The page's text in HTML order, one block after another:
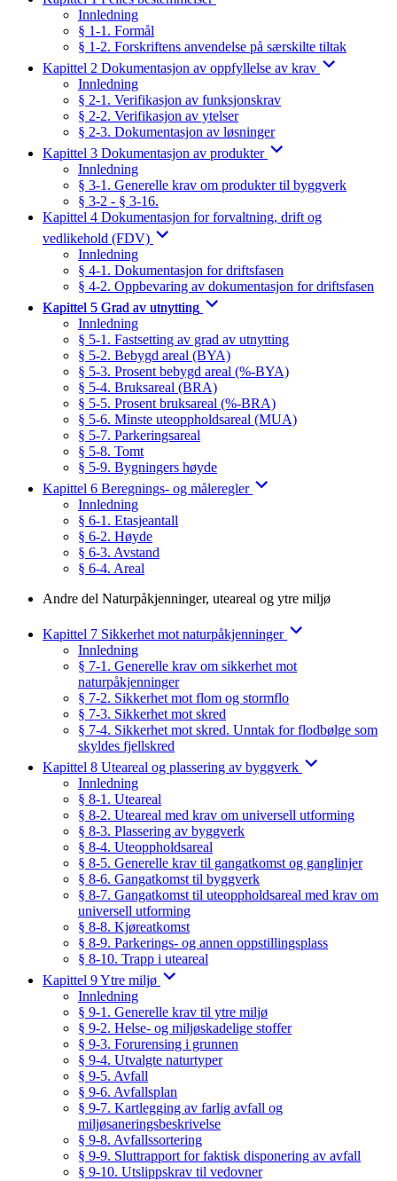
Innledning
§ 1-1. Formål
§ 1-2. Forskriftens anvendelse på særskilte tiltak
Kapittel 2 Dokumentasjon av oppfyllelse av krav
Innledning
§ 2-1. Verifikasjon av funksjonskrav
§ 2-2. Verifikasjon av ytelser
§ 2-3. Dokumentasjon av løsninger
Kapittel 3 Dokumentasjon av produkter
Innledning
§ 3-1. Generelle krav om produkter til byggverk
§ 3-2 - § 3-16.
Kapittel 4 Dokumentasjon for forvaltning, drift og
vedlikehold (FDV)
Innledning
§ 4-1. Dokumentasjon for driftsfasen
§ 4-2. Oppbevaring av dokumentasjon for driftsfasen
Kapittel 5 Grad av utnytting
Innledning
§ 5-1. Fastsetting av grad av utnytting
§ 5-2. Bebygd areal (BYA)
§ 5-3. Prosent bebygd areal (%-BYA)
§ 5-4. Bruksareal (BRA)
§ 5-5. Prosent bruksareal (%-BRA)
§ 5-6. Minste uteoppholdsareal (MUA)
§ 5-7. Parkeringsareal
§ 5-8. Tomt
§ 5-9. Bygningers høyde
Kapittel 6 Beregnings- og måleregler
Innledning
§ 6-1. Etasjeantall
§ 6-2. Høyde
§ 6-3. Avstand
§ 6-4. Areal
Andre del Naturpåkjenninger, uteareal og ytre miljø
Kapittel 7 Sikkerhet mot naturpåkjenninger
Innledning
§ 7-1. Generelle krav om sikkerhet mot
naturpåkjenninger
§ 7-2. Sikkerhet mot flom og stormflo
§ 7-3. Sikkerhet mot skred
§ 7-4. Sikkerhet mot skred. Unntak for flodbølge som
skyldes fjellskred
Kapittel 8 Uteareal og plassering av byggverk
Innledning
§ 8-1. Uteareal
§ 8-2. Uteareal med krav om universell utforming
§ 8-3. Plassering av byggverk
§ 8-4. Uteoppholdsareal
§ 8-5. Generelle krav til gangatkomst og ganglinjer
§ 8-6. Gangatkomst til byggverk
§ 8-7. Gangatkomst til uteoppholdsareal med krav om
universell utforming
§ 8-8. Kjøreatkomst
§ 8-9. Parkerings- og annen oppstillingsplass
§ 8-10. Trapp i uteareal
Kapittel 9 Ytre miljø
Innledning
§ 9-1. Generelle krav til ytre miljø
§ 9-2. Helse- og miljøskadelige stoffer
§ 9-3. Forurensing i grunnen
§ 9-4. Utvalgte naturtyper
§ 9-5. Avfall
§ 9-6. Avfallsplan
§ 9-7. Kartlegging av farlig avfall og
miljøsaneringsbeskrivelse
§ 9-8. Avfallssortering
§ 9-9. Sluttrapport for faktisk disponering av avfall
§ 9-10. Utslippskrav til vedovner